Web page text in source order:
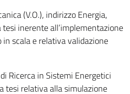
(V.O.), indirizzo Energia,
inerente all’implementazione
scala e relativa validazione
Ricerca in Sistemi Energetici
tesi relativa alla simulazione